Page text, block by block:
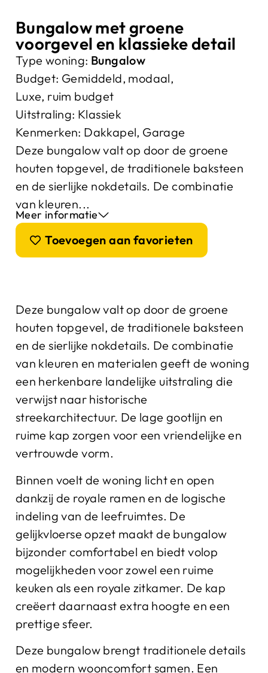
Bungalow met groene
voorgevel en klassieke detail
Type woning: Bungalow
Budget: Gemiddeld, modaal,
Luxe, ruim budget
Uitstraling: Klassiek
Kenmerken: Dakkapel, Garage
Deze bungalow valt op door de groene
houten topgevel, de traditionele baksteen
en de sierlijke nokdetails. De combinatie
van kleuren...
Meer informatie
Toevoegen aan favorieten
Deze bungalow valt op door de groene
houten topgevel, de traditionele baksteen
en de sierlijke nokdetails. De combinatie
van kleuren en materialen geeft de woning
een herkenbare landelijke uitstraling die
verwijst naar historische
streekarchitectuur. De lage gootlijn en
ruime kap zorgen voor een vriendelijke en
vertrouwde vorm.
Binnen voelt de woning licht en open
dankzij de royale ramen en de logische
indeling van de leefruimtes. De
gelijkvloerse opzet maakt de bungalow
bijzonder comfortabel en biedt volop
mogelijkheden voor zowel een ruime
keuken als een royale zitkamer. De kap
creëert daarnaast extra hoogte en een
prettige sfeer.
Deze bungalow brengt traditionele details
en modern wooncomfort samen. Een